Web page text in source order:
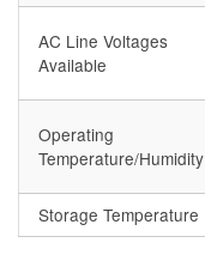
AC Line Voltages
Available
Operating
Temperature/Humidity
Storage Temperature